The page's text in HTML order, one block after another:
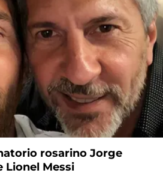
rosarino Jorge
Lionel Messi